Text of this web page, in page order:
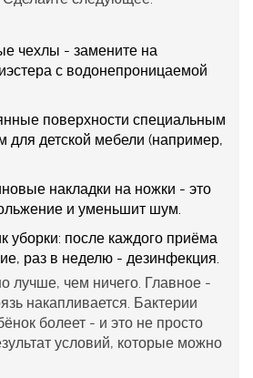
чехлы - замените на
с водонепроницаемой
поверхности специальным
для детской мебели (например,
накладки на ножки - это
и уменьшит шум.
уборки: после каждого приёма
раз в неделю - дезинфекция.
лучше, чем ничего. Главное -
накапливается. Бактерии
болеет - и это не просто
условий, которые можно